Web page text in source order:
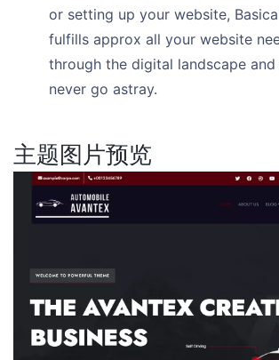
or setting up your website,
fulfills approx all your website
through the digital landscape and
never go astray.
主题图片预览